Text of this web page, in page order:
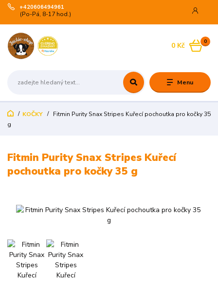
Menu
+420606494961
(Po-Pá, 8-17 hod.)
0
0 Kč
KOČKY
Fitmin Purity Snax Stripes Kuřecí pochoutka pro kočky 35
g
Fitmin Purity Snax Stripes Kuřecí
pochoutka pro kočky 35 g